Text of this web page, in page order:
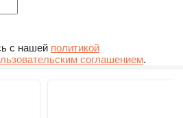
с нашей политикой
соглашением.